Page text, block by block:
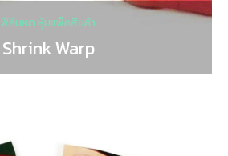
ฟิล์มหด หุ้มแพ็คสินค้า
Shrink Warp